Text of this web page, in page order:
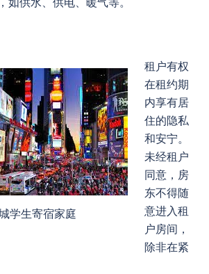
学生寄宿家庭
租户有权
在租约期
内享有居
住的隐私
和安宁。
未经租户
同意，房
东不得随
意进入租
户房间，
除非在紧